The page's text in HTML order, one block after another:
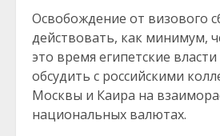
Освобождение от визового
действовать, как минимум,
это время египетские
обсудить с российскими
Москвы и Каира на
национальных валютах.